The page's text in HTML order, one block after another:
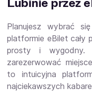
Planujesz wybrać
platformie eBilet cały
prosty i wygodny.
zarezerwować
to intuicyjna
najciekawszych